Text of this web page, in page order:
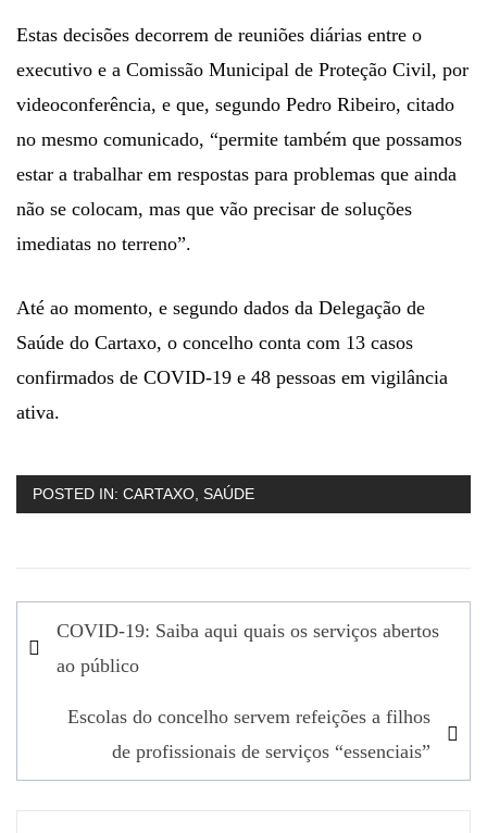
Estas decisões decorrem de reuniões diárias entre o
executivo e a Comissão Municipal de Proteção Civil, por
videoconferência, e que, segundo Pedro Ribeiro, citado
no mesmo comunicado, “permite também que possamos
estar a trabalhar em respostas para problemas que ainda
não se colocam, mas que vão precisar de soluções
imediatas no terreno”.
Até ao momento, e segundo dados da Delegação de
Saúde do Cartaxo, o concelho conta com 13 casos
confirmados de COVID-19 e 48 pessoas em vigilância
ativa.
POSTED IN: CARTAXO SAÚDE
Navegação
de
COVID-19: Saiba aqui quais os serviços abertos
ao público
Escolas do concelho servem refeições a filhos
de profissionais de serviços “essenciais”